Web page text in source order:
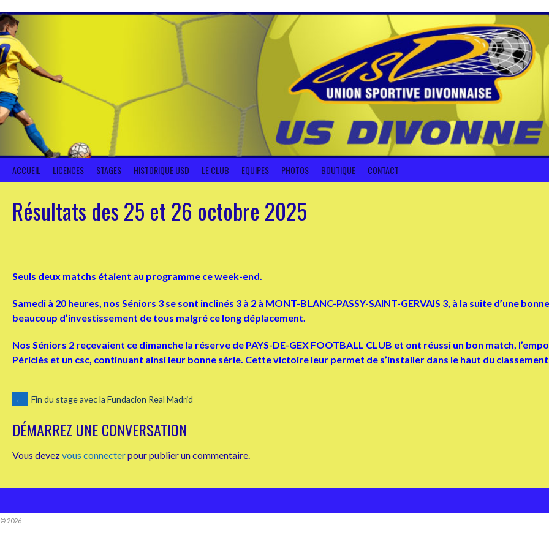
au
contenu
ACCUEIL LICENCES STAGES HISTORIQUE USD LE CLUB EQUIPES PHOTOS BOUTIQUE CONTACT
Résultats des 25 et 26 octobre 2025
Seuls deux matchs étaient au programme ce week-end.
Samedi à 20 heures, nos Séniors 3 se sont inclinés 3 à 2 à MONT-BLANC-PASSY-SAINT-GERVAIS 3, à la suite d’une
beaucoup d’investissement de tous malgré ce long déplacement.
Nos Séniors 2 reçevaient ce dimanche la réserve de PAYS-DE-GEX FOOTBALL CLUB et ont réussi un bon match,
Périclès et un csc, continuant ainsi leur bonne série. Cette victoire leur permet de s’installer dans le haut du
NAVIGATION
DES
← Fin du stage avec la Fundacion Real Madrid
DÉMARREZ UNE CONVERSATION
Vous devezvous connecterpour publier un commentaire.
© 2026